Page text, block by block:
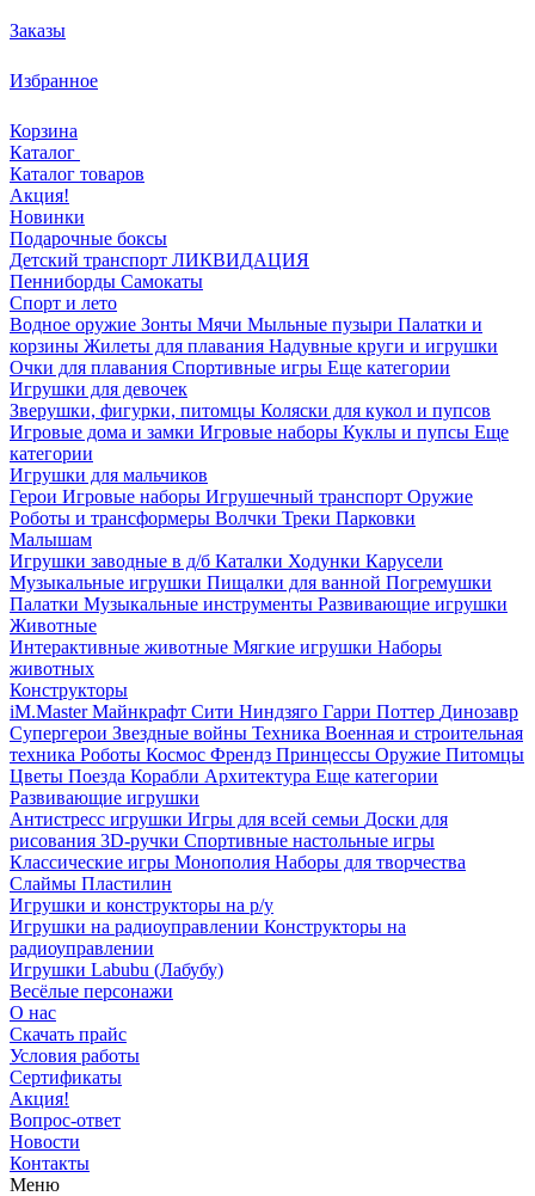
Заказы
Избранное
Корзина
Каталог
Каталог товаров
Акция!
Новинки
Подарочные боксы
Детский транспорт ЛИКВИДАЦИЯ
Пенниборды Самокаты
Спорт и лето
Водное оружие Зонты Мячи Мыльные пузыри Палатки и
корзины Жилеты для плавания Надувные круги и игрушки
Очки для плавания Спортивные игры Еще категории
Игрушки для девочек
Зверушки, фигурки, питомцы Коляски для кукол и пупсов
Игровые дома и замки Игровые наборы Куклы и пупсы Еще
категории
Игрушки для мальчиков
Герои Игровые наборы Игрушечный транспорт Оружие
Роботы и трансформеры Волчки Треки Парковки
Малышам
Игрушки заводные в д/б Каталки Ходунки Карусели
Музыкальные игрушки Пищалки для ванной Погремушки
Палатки Музыкальные инструменты Развивающие игрушки
Животные
Интерактивные животные Мягкие игрушки Наборы
животных
Конструкторы
iM.Master Майнкрафт Сити Ниндзяго Гарри Поттер Динозавр
Супергерои Звездные войны Техника Военная и строительная
техника Роботы Космос Френдз Принцессы Оружие Питомцы
Цветы Поезда Корабли Архитектура Еще категории
Развивающие игрушки
Антистресс игрушки Игры для всей семьи Доски для
рисования 3D-ручки Спортивные настольные игры
Классические игры Монополия Наборы для творчества
Слаймы Пластилин
Игрушки и конструкторы на р/у
Игрушки на радиоуправлении Конструкторы на
радиоуправлении
Игрушки Labubu (Лабубу)
Весёлые персонажи
О нас
Скачать прайс
Условия работы
Сертификаты
Акция!
Вопрос-ответ
Новости
Контакты
Меню